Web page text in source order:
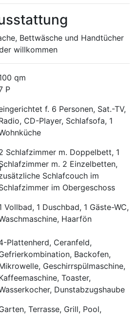
Bettwäsche und Handtücher
willkommen
qm
P
f. 6 Personen, Sat.-TV,
CD-Player, Schlafsofa, 1
Schlafzimmer m. Doppelbett, 1
m. 2 Einzelbetten,
Schlafcouch im
im Obergeschoss
Vollbad, 1 Duschbad, 1 Gäste-WC,
Haarfön
Plattenherd, Ceranfeld,
Backofen,
Geschirrspülmaschine,
Toaster,
Dunstabzugshaube
Terrasse, Grill, Pool,